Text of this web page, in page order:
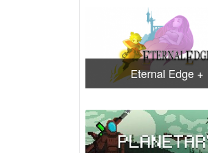
Eternal Edge +